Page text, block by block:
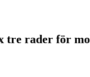
tre rader för